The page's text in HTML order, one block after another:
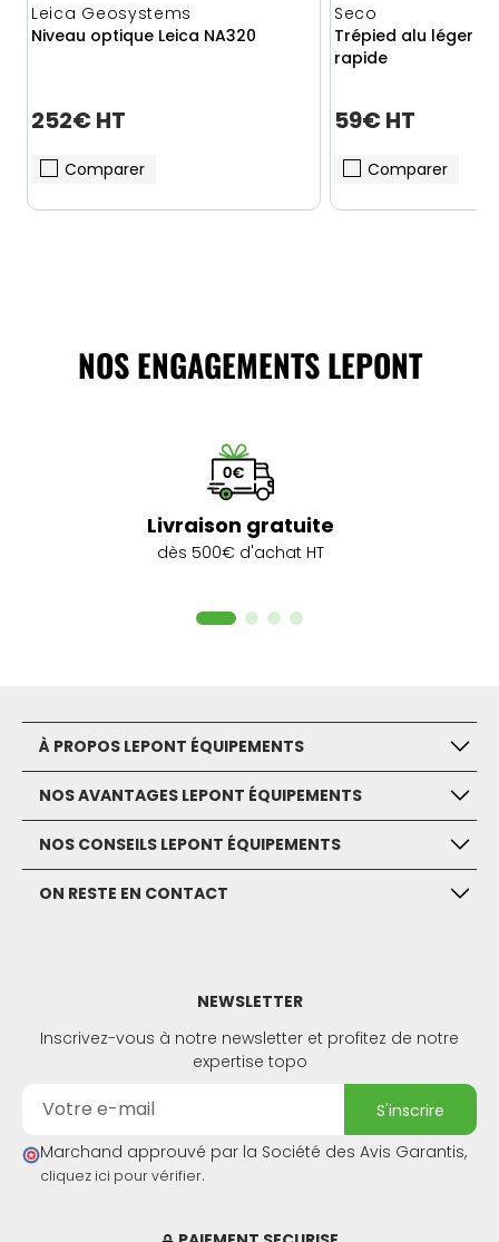
Leica Geosystems
Niveau optique Leica NA320
252€ HT
Comparer
Seco
Trépied alu léger
rapide
59€ HT
Comparer
NOS ENGAGEMENTS LEPONT
Livraison gratuite
dès 500€ d'achat HT
À PROPOS LEPONT ÉQUIPEMENTS
NOS AVANTAGES LEPONT ÉQUIPEMENTS
NOS CONSEILS LEPONT ÉQUIPEMENTS
ON RESTE EN CONTACT
NEWSLETTER
Inscrivez-vous à notre newsletter et profitez de notre
expertise topo
s'inscrire
Marchand approuvé par la Société des Avis Garantis,
cliquez ici pour vérifier.